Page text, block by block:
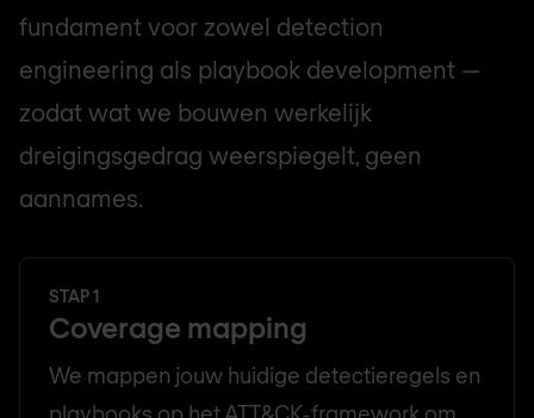
fundament voor zowel detection
engineering als playbook development —
zodat wat we bouwen werkelijk
dreigingsgedrag weerspiegelt, geen
aannames.
STAP 1
Coverage mapping
We mappen jouw huidige detectieregels en